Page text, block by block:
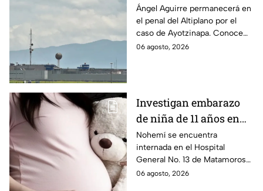
permanecerá Ángel
Aguirre por caso
Ayotzinapa
Ángel Aguirre permanecerá en
el penal del Altiplano por el
caso de Ayotzinapa. Conoce
dónde está, cómo es esta
06 agosto, 2026
Investigan embarazo
de niña de 11 años en
Matamoros,
Tamaulipas; ¿qué pasó
con Nohemí?
Nohemí se encuentra
internada en el Hospital
General No. 13 de Matamoros
tras complicaciones por un
06 agosto, 2026